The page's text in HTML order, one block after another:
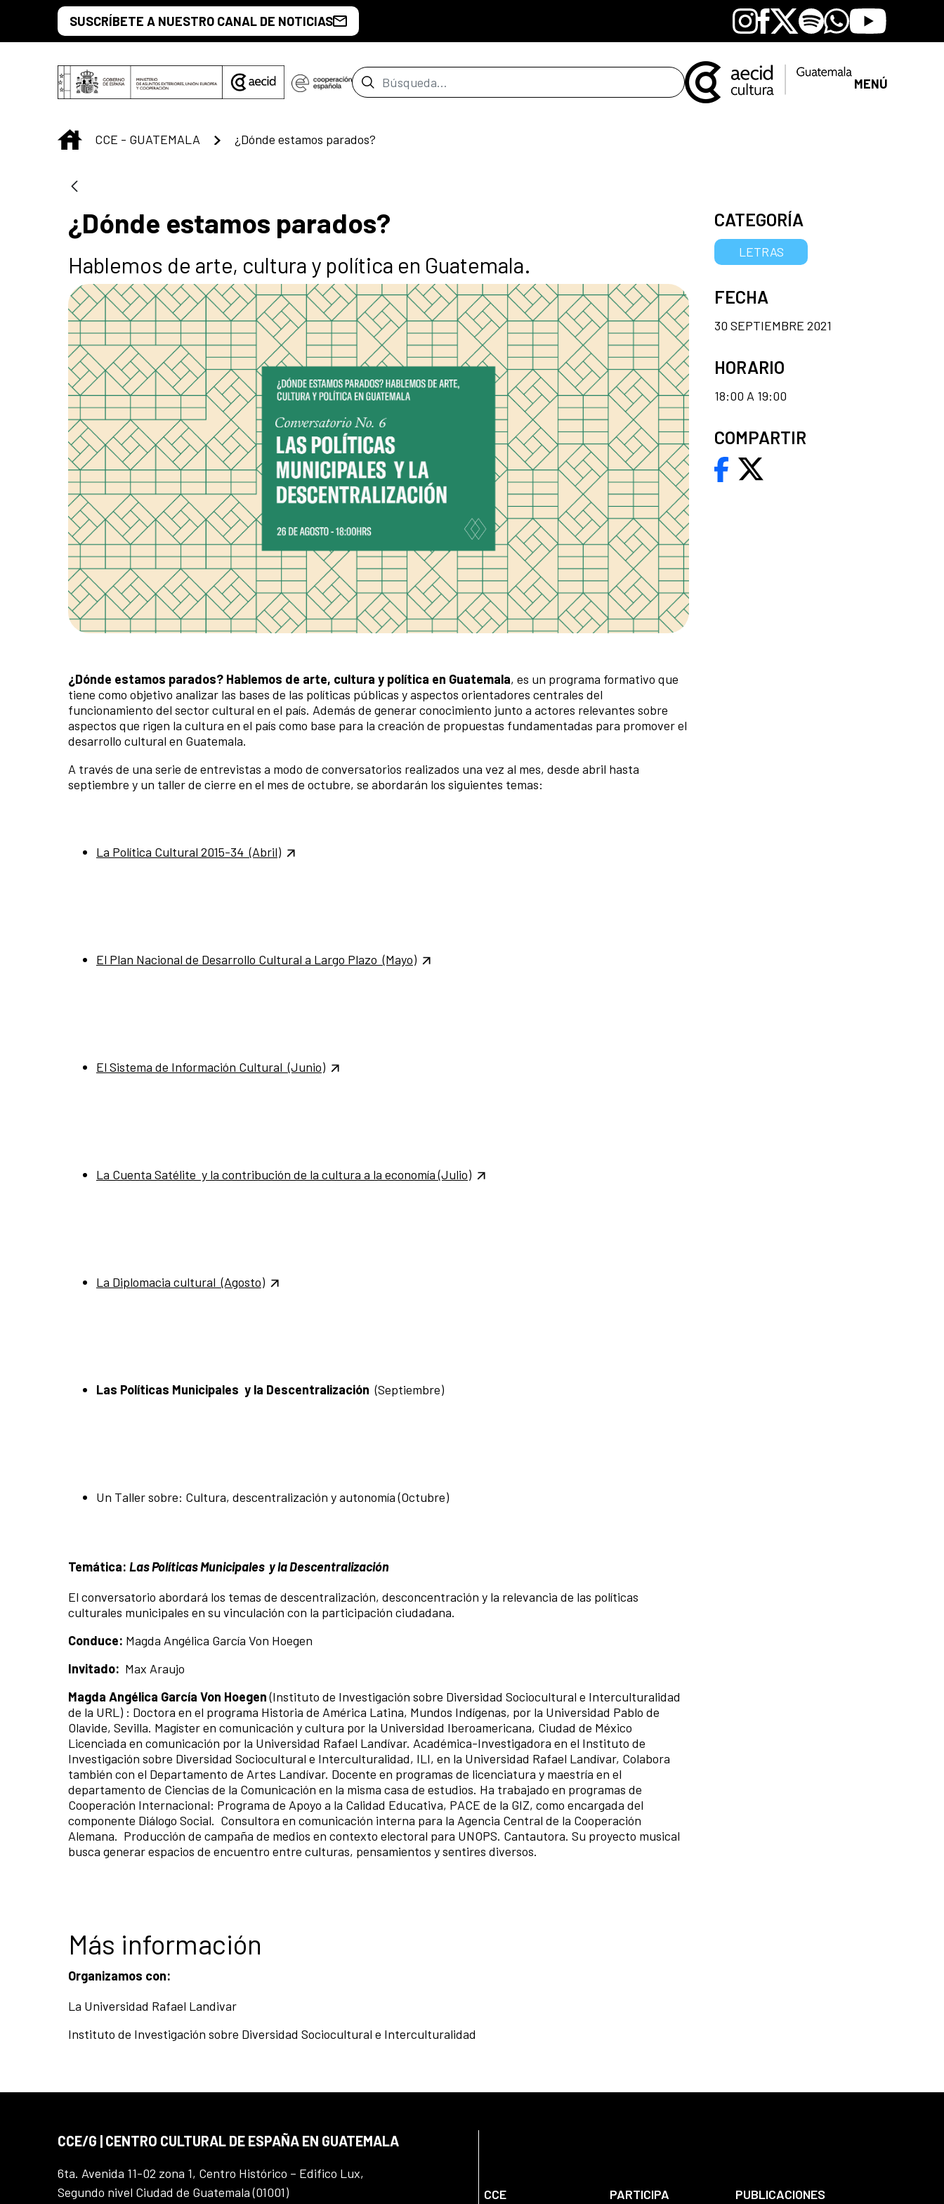
Saltar al contenido principal
SUSCRÍBETE A NUESTRO CANAL DE NOTICIAS Instagram
Facebook
X SpotifyWhatsapp
Youtube
Barra de búsqueda MENÚ
INICIO
CCE - GUATEMALA ¿Dónde estamos parados?
¿Dónde estamos parados?
Hablemos de arte, cultura y política en Guatemala.
¿Dónde estamos parados? Hablemos de arte, cultura y política en Guatemala, es un programa formativo que
tiene como objetivo analizar las bases de las políticas públicas y aspectos orientadores centrales del
funcionamiento del sector cultural en el país. Además de generar conocimiento junto a actores relevantes sobre
aspectos que rigen la cultura en el país como base para la creación de propuestas fundamentadas para promover el
desarrollo cultural en Guatemala.
A través de una serie de entrevistas a modo de conversatorios realizados una vez al mes, desde abril hasta
septiembre y un taller de cierre en el mes de octubre, se abordarán los siguientes temas:
La Política Cultural 2015-34 (Abril)
El Plan Nacional de Desarrollo Cultural a Largo Plazo (Mayo)
El Sistema de Información Cultural (Junio)
La Cuenta Satélite y la contribución de la cultura a la economía (Julio)
La Diplomacia cultural (Agosto)
Las Políticas Municipales y la Descentralización (Septiembre)
Un Taller sobre: Cultura, descentralización y autonomía (Octubre)
Temática: Las Políticas Municipales y la Descentralización
El conversatorio abordará los temas de descentralización, desconcentración y la relevancia de las políticas
culturales municipales en su vinculación con la participación ciudadana.
Conduce: Magda Angélica García Von Hoegen
Invitado: Max Araujo
Magda Angélica García Von Hoegen(Instituto de Investigación sobre Diversidad Sociocultural e Interculturalidad
de la URL) : Doctora en el programa Historia de América Latina, Mundos Indígenas, por la Universidad Pablo de
Olavide, Sevilla. Magíster en comunicación y cultura por la Universidad Iberoamericana, Ciudad de México
Licenciada en comunicación por la Universidad Rafael Landívar. Académica-Investigadora en el Instituto de
Investigación sobre Diversidad Sociocultural e Interculturalidad, ILI, en la Universidad Rafael Landívar, Colabora
también con el Departamento de Artes Landívar. Docente en programas de licenciatura y maestría en el
departamento de Ciencias de la Comunicación en la misma casa de estudios. Ha trabajado en programas de
Cooperación Internacional: Programa de Apoyo a la Calidad Educativa, PACE de la GIZ, como encargada del
componente Diálogo Social. Consultora en comunicación interna para la Agencia Central de la Cooperación
Alemana. Producción de campaña de medios en contexto electoral para UNOPS. Cantautora. Su proyecto musical
busca generar espacios de encuentro entre culturas, pensamientos y sentires diversos.
Más información
Organizamos con:
La Universidad Rafael Landivar
Instituto de Investigación sobre Diversidad Sociocultural e Interculturalidad
CATEGORÍA
LETRAS
FECHA
30 SEPTIEMBRE 2021
HORARIO
18:00 A 19:00
COMPARTIR
CCE/G | CENTRO CULTURAL DE ESPAÑA EN GUATEMALA
6ta. Avenida 11-02 zona 1, Centro Histórico – Edifico Lux,
Segundo nivel Ciudad de Guatemala (01001)
CCE PARTICIPA PUBLICACIONES